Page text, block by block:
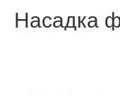
Насадка